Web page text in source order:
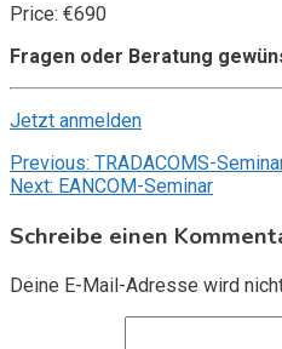
Price: €690
Fragen oder Beratung
Jetzt anmelden
Beitragsnavigation
Previous: TRADACOMS-
Next: EANCOM-Seminar
Schreibe einen
Deine E-Mail-Adresse wird